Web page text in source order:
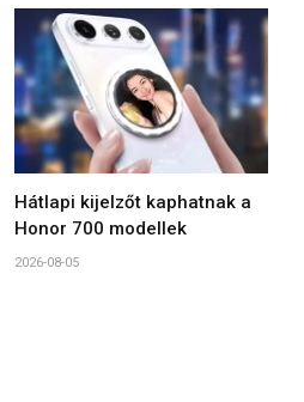
Hátlapi kijelzőt kaphatnak a
Honor 700 modellek
2026-08-05